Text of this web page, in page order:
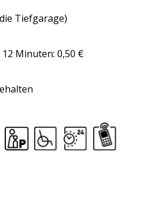
Tiefgarage)
Minuten: 0,50 €